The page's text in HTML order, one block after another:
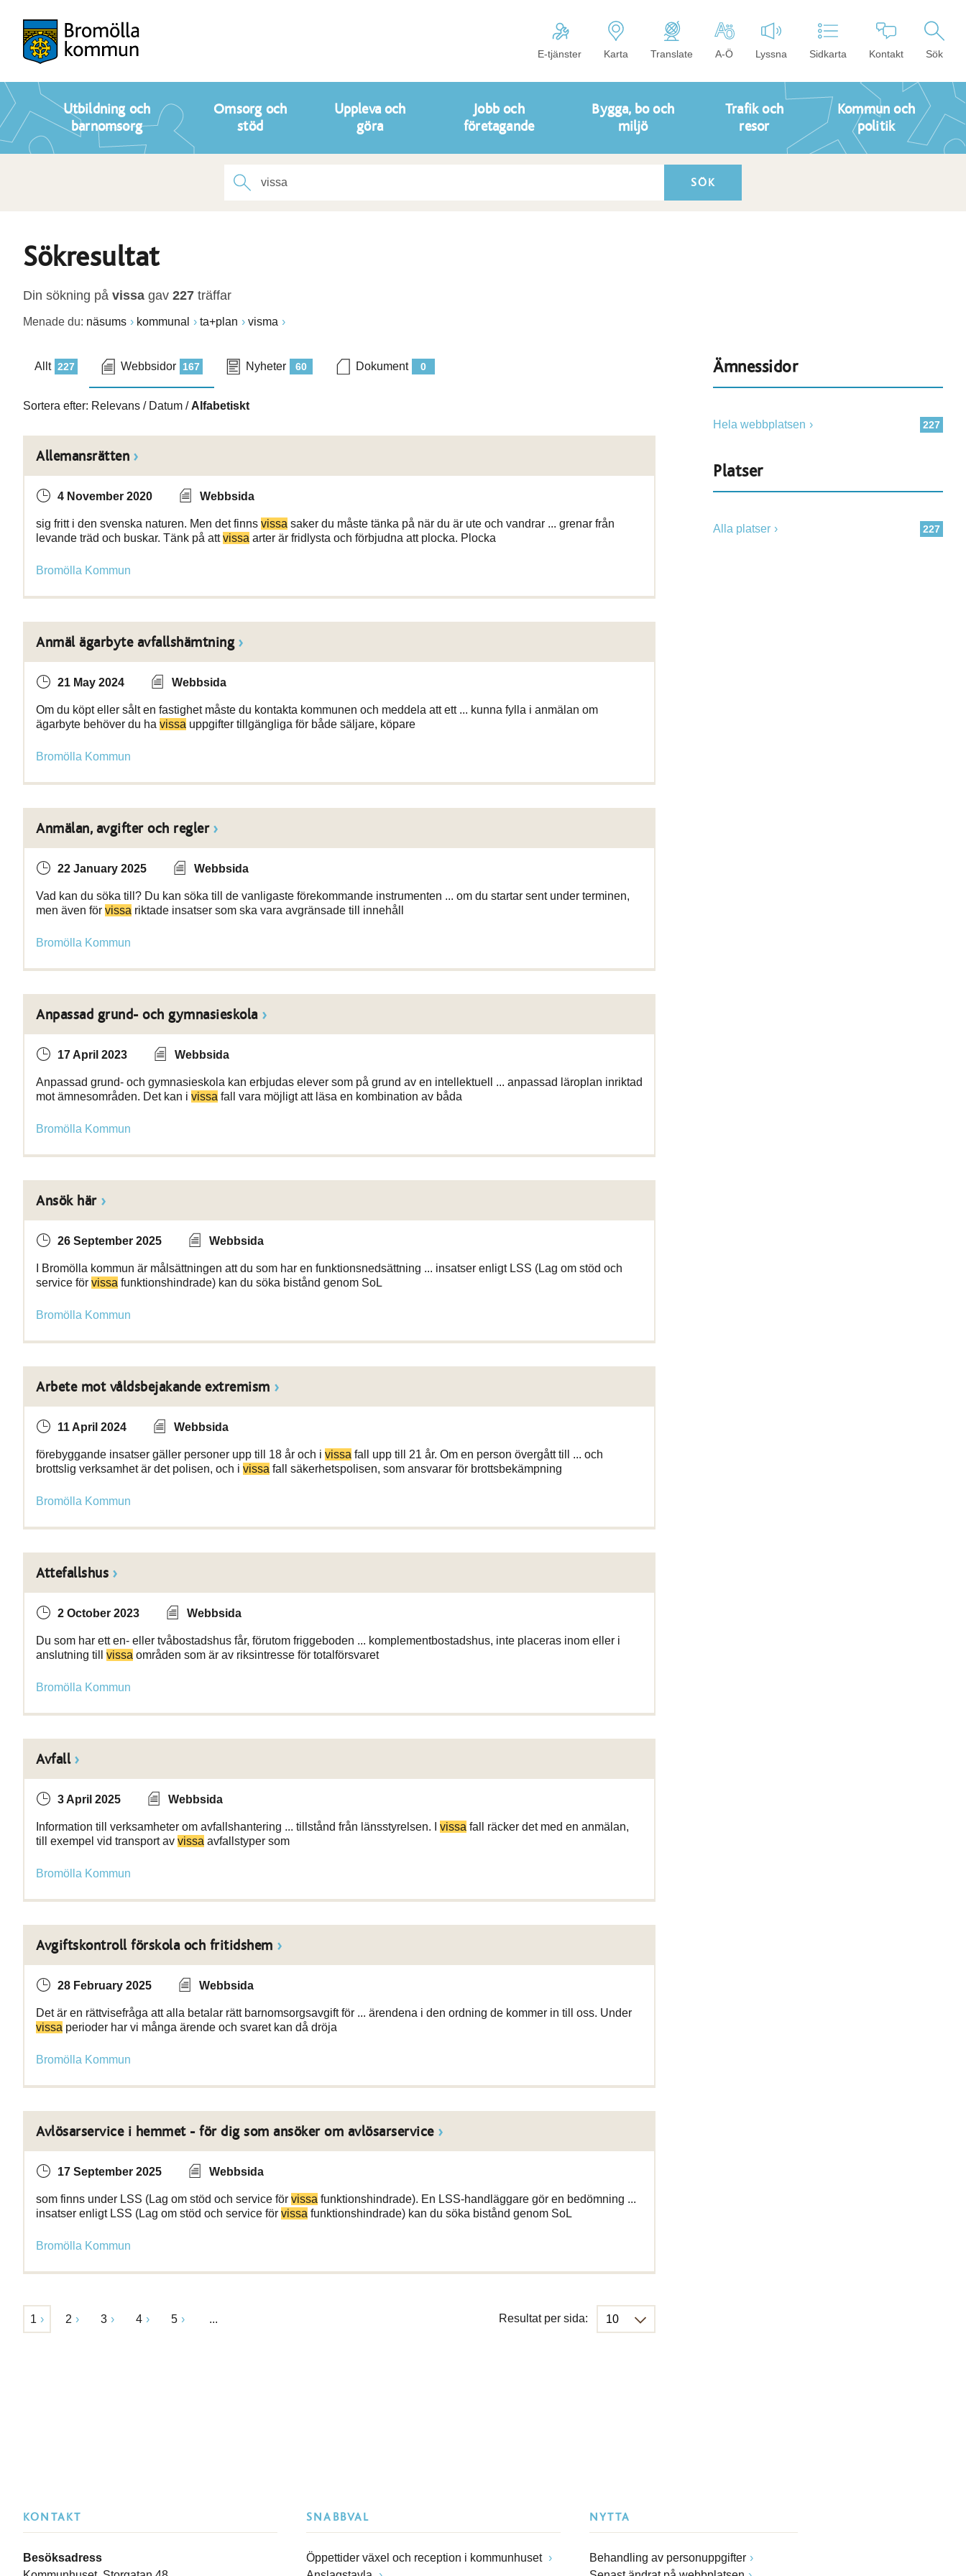
E-tjänster Karta Translate A-Ö Lyssna Sidkarta Kontakt Sök
Utbildning och
barnomsorg
Omsorg och
stöd
Uppleva och
göra
Jobb och
företagande
Bygga, bo och
miljö
Trafik och
resor
Kommun och
politik
Sökresultat
Din sökning på vissa gav 227 träffar
Menade du: näsums kommunal ta+plan visma
227
Allt 167
Webbsidor 60
Nyheter 0
Dokument
Sortera efter: Relevans / Datum / Alfabetiskt
Allemansrätten
4 November 2020 Webbsida
sig fritt i den svenska naturen. Men det finns vissa saker du måste tänka på när du är ute och vandrar ... grenar från
levande träd och buskar. Tänk på attvissa arter är fridlysta och förbjudna att plocka. Plocka
Bromölla Kommun
Anmäl ägarbyte avfallshämtning
21 May 2024 Webbsida
Om du köpt eller sålt en fastighet måste du kontakta kommunen och meddela att ett ... kunna fylla i anmälan om
ägarbyte behöver du ha vissa uppgifter tillgängliga för både säljare, köpare
Bromölla Kommun
Anmälan, avgifter och regler
22 January 2025 Webbsida
Vad kan du söka till? Du kan söka till de vanligaste förekommande instrumenten ... om du startar sent under terminen,
men även för vissa riktade insatser som ska vara avgränsade till innehåll
Bromölla Kommun
Anpassad grund- och gymnasieskola
17 April 2023 Webbsida
Anpassad grund- och gymnasieskola kan erbjudas elever som på grund av en intellektuell ... anpassad läroplan inriktad
mot ämnesområden. Det kan i vissa fall vara möjligt att läsa en kombination av båda
Bromölla Kommun
Ansök här
26 September 2025 Webbsida
I Bromölla kommun är målsättningen att du som har en funktionsnedsättning ... insatser enligt LSS (Lag om stöd och
service för vissa funktionshindrade) kan du söka bistånd genom SoL
Bromölla Kommun
Arbete mot våldsbejakande extremism
11 April 2024 Webbsida
förebyggande insatser gäller personer upp till 18 år och i vissa fall upp till 21 år. Om en person övergått till ... och
brottslig verksamhet är det polisen, och i vissa fall säkerhetspolisen, som ansvarar för brottsbekämpning
Bromölla Kommun
Attefallshus
2 October 2023 Webbsida
Du som har ett en- eller tvåbostadshus får, förutom friggeboden ... komplementbostadshus, inte placeras inom eller i
anslutning till vissa områden som är av riksintresse för totalförsvaret
Bromölla Kommun
Avfall
3 April 2025 Webbsida
Information till verksamheter om avfallshantering ... tillstånd från länsstyrelsen. I vissa fall räcker det med en anmälan,
till exempel vid transport av vissa avfallstyper som
Bromölla Kommun
Avgiftskontroll förskola och fritidshem
28 February 2025 Webbsida
Det är en rättvisefråga att alla betalar rätt barnomsorgsavgift för ... ärendena i den ordning de kommer in till oss. Under
vissa perioder har vi många ärende och svaret kan då dröja
Bromölla Kommun
Avlösarservice i hemmet - för dig som ansöker om avlösarservice
17 September 2025 Webbsida
som finns under LSS (Lag om stöd och service för vissa funktionshindrade). En LSS-handläggare gör en bedömning ...
insatser enligt LSS (Lag om stöd och service för vissa funktionshindrade) kan du söka bistånd genom SoL
Bromölla Kommun
1 2 3 4 5 ... Resultat per sida:
Ämnessidor
227
Hela webbplatsen
Platser
227
Alla platser
KONTAKT
Besöksadress
SNABBVAL
Öppettider växel och reception i kommunhuset
NYTTA
Behandling av personuppgifter